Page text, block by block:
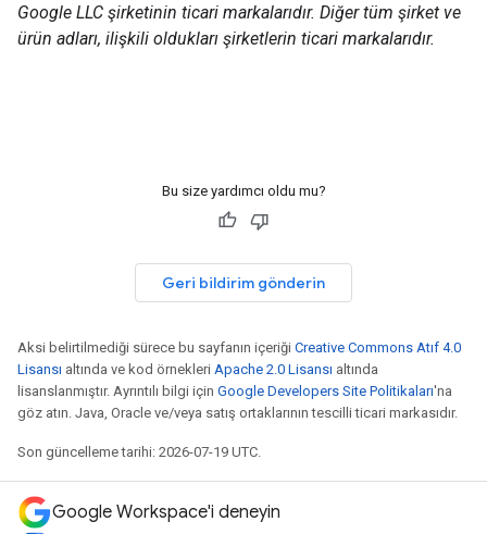
Google LLC şirketinin ticari markalarıdır. Diğer tüm şirket ve
ürün adları, ilişkili oldukları şirketlerin ticari markalarıdır.
Bu size yardımcı oldu mu?
Geri bildirim gönderin
Aksi belirtilmediği sürece bu sayfanın içeriği Creative Commons Atıf 4.0
Lisansı altında ve kod örnekleri Apache 2.0 Lisansı altında
lisanslanmıştır. Ayrıntılı bilgi için Google Developers Site Politikaları'na
göz atın. Java, Oracle ve/veya satış ortaklarının tescilli ticari markasıdır.
Son güncelleme tarihi: 2026-07-19 UTC.
Google Workspace'i deneyin